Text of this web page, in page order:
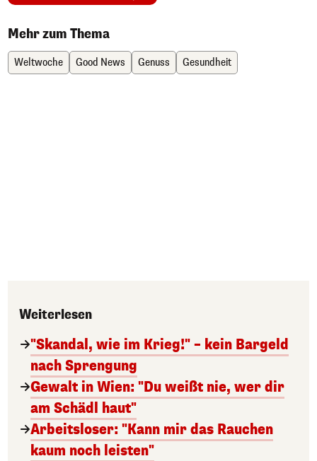
Mehr zum Thema
Weltwoche Good News Genuss Gesundheit
Weiterlesen
"Skandal, wie im Krieg!" – kein Bargeld
nach Sprengung
Gewalt in Wien: "Du weißt nie, wer dir
am Schädl haut"
Arbeitsloser: "Kann mir das Rauchen
kaum noch leisten"